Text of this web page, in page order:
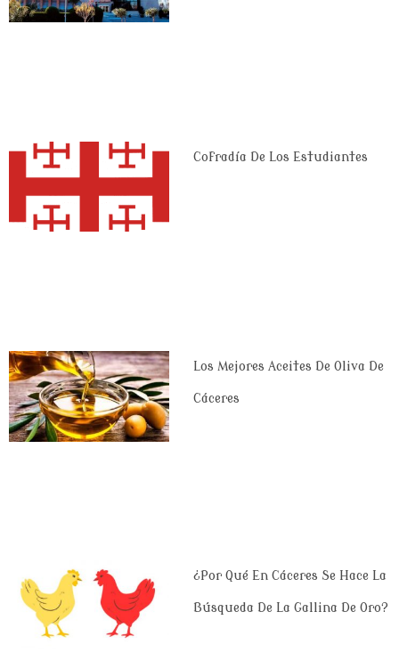
Cofradía De Los Estudiantes
Los Mejores Aceites De Oliva De
Cáceres
¿Por Qué En Cáceres Se Hace La
Búsqueda De La Gallina De Oro?